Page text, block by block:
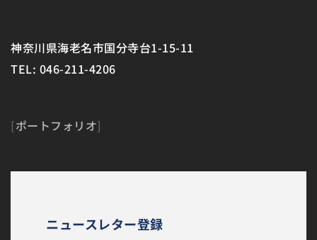
神奈川県海老名市国分寺台1-15-11
TEL: 046-211-4206
[ポートフォリオ]
ニュースレター登録